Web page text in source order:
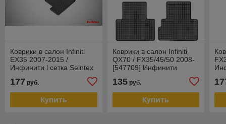
Коврики в салон Infiniti
EX35 2007-2015 /
Инфинити l сетка Seintex
177 руб.
Купить
Коврики в салон Infiniti
QX70 / FX35/45/50 2008-
[547709] Инфинити
135руб.
Купить